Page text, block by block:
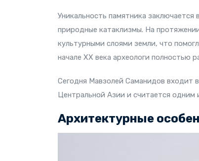
Уникальность памятника
природные катаклизмы. На
культурными слоями земли, что
начале XX века археологи полностью
Сегодня Мавзолей Саманидов входит
Центральной Азии и считается одним
Архитектурные